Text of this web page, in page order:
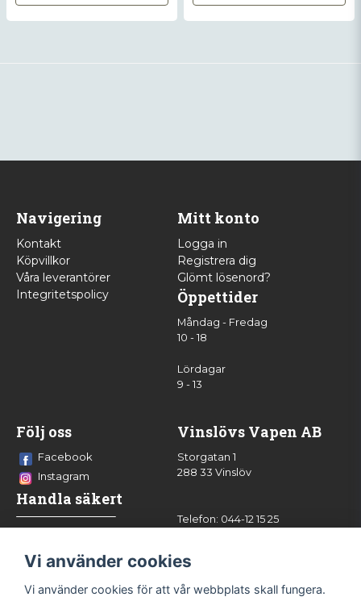
Navigering
Kontakt
Köpvillkor
Våra leverantörer
Integritetspolicy
Mitt konto
Logga in
Registrera dig
Glömt lösenord?
Öppettider
Måndag - Fredag
10 - 18
Lördagar
9 - 13
Följ oss
Facebook
Instagram
Handla säkert
Vinslövs Vapen AB
Storgatan 1
288 33 Vinslöv
Telefon: 044-12 15 25
Vi använder cookies
Vi använder cookies för att vår webbplats skall fungera.